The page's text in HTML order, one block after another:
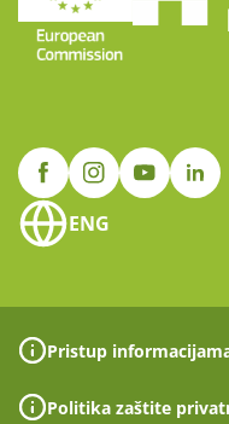
ENG
Pristup
Politika zaštite